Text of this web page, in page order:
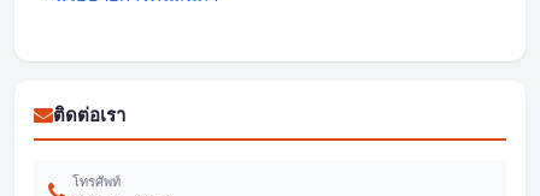
ติดต่อเรา
โทรศัพท์